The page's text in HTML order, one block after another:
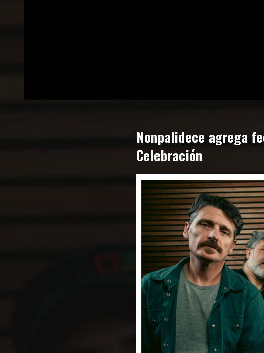
Nonpalidece agrega
Celebración